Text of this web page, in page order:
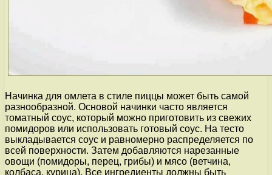
Начинка для омлета в стиле пиццы может быть самой
разнообразной. Основой начинки часто является
томатный соус, который можно приготовить из свежих
помидоров или использовать готовый соус. На тесто
выкладывается соус и равномерно распределяется по
всей поверхности. Затем добавляются нарезанные
овощи (помидоры, перец, грибы) и мясо (ветчина,
колбаса, курица). Все ингредиенты должны быть